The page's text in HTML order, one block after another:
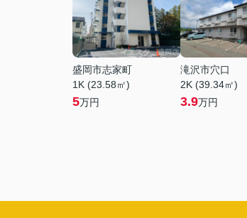
盛岡市志家町
1K (23.58㎡)
5万円
滝沢市穴口
2K (39.34㎡)
3.9万円